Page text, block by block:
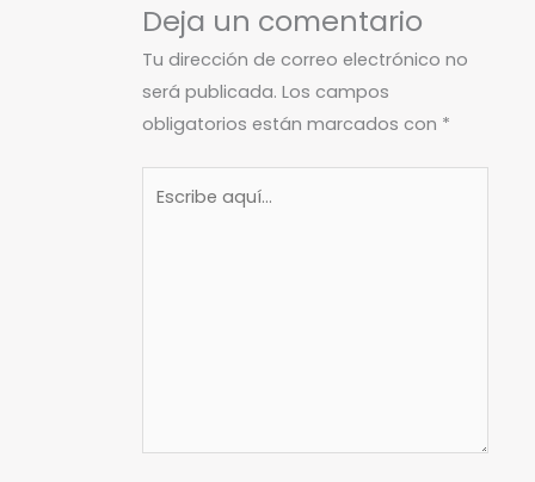
Deja un comentario
Tu dirección de correo electrónico no
será publicada. Los campos
obligatorios están marcados con *